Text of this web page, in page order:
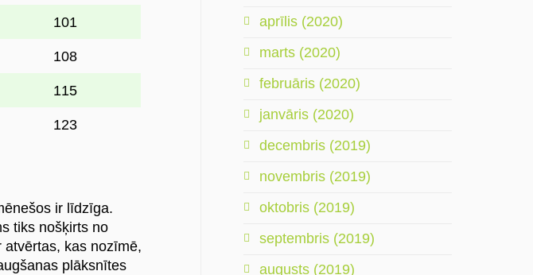
101
108
115
123
ir līdzīga.
tiks nošķirts no
kas nozīmē,
plāksnītes
aprīlis (2020)
marts (2020)
februāris (2020)
janvāris (2020)
decembris (2019)
novembris (2019)
oktobris (2019)
septembris (2019)
augusts (2019)